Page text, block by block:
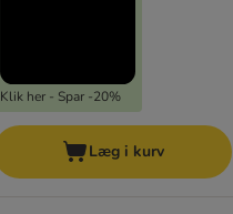
Klik her - Spar -20%
Læg i kurv